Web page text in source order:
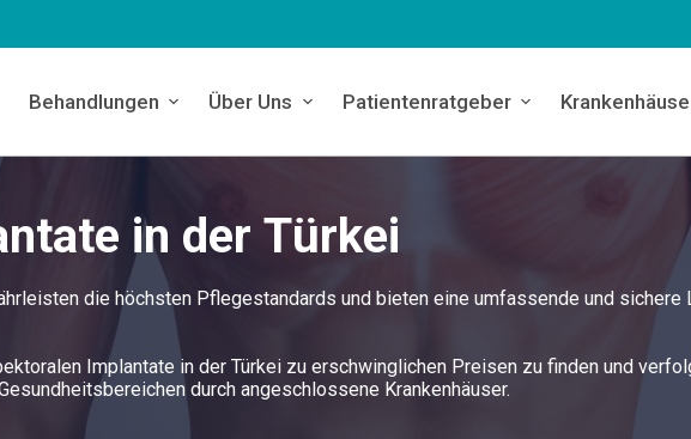
Behandlungen Über Uns Patientenratgeber
in der Türkei
die höchsten Pflegestandards und bieten eine umfassende und sichere
Implantate in der Türkei zu erschwinglichen Preisen zu finden und
durch angeschlossene Krankenhäuser.